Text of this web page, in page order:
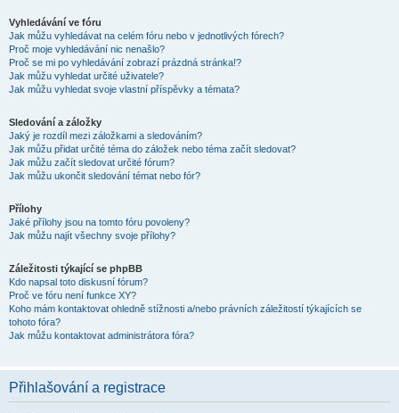
Vyhledávání ve fóru
Jak můžu vyhledávat na celém fóru nebo v jednotlivých fórech?
Proč moje vyhledávání nic nenašlo?
Proč se mi po vyhledávání zobrazí prázdná stránka!?
Jak můžu vyhledat určité uživatele?
Jak můžu vyhledat svoje vlastní příspěvky a témata?
Sledování a záložky
Jaký je rozdíl mezi záložkami a sledováním?
Jak můžu přidat určité téma do záložek nebo téma začít sledovat?
Jak můžu začít sledovat určité fórum?
Jak můžu ukončit sledování témat nebo fór?
Přílohy
Jaké přílohy jsou na tomto fóru povoleny?
Jak můžu najít všechny svoje přílohy?
Záležitosti týkající se phpBB
Kdo napsal toto diskusní fórum?
Proč ve fóru není funkce XY?
Koho mám kontaktovat ohledně stížnosti a/nebo právních záležitostí týkajících se
tohoto fóra?
Jak můžu kontaktovat administrátora fóra?
Přihlašování a registrace